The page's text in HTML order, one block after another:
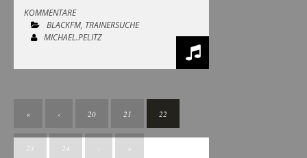
KOMMENTARE
BLACKFM, TRAINERSUCHE
MICHAEL.PELITZ
« ‹ 20 21 22
23 24 › »